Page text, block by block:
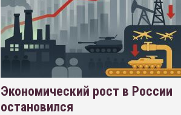
Экономический рост в России
остановился